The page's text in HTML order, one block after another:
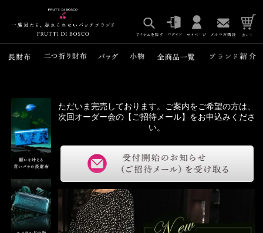
ただいま完売しております。ご案内をご希望の方は、
次回オーダー会の【ご招待メール】をお申込みくださ
い。